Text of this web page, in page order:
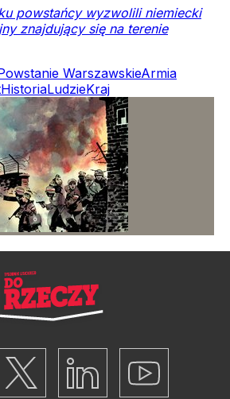
powstańcy wyzwolili niemiecki
znajdujący się na terenie
WarszawskieArmia
HistoriaLudzieKraj